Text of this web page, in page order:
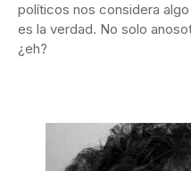
políticos nos considera
es la verdad. No solo
¿eh?